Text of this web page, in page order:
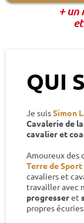
+ un
QUI
Je suisSimon
Cavalerie de
cavalier et
Amoureux des
Terre de
cavaliers et
travailler avec
progresseret
propres